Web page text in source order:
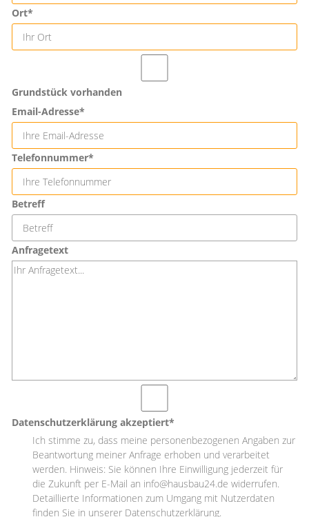
Ort*
Grundstück vorhanden
Email-Adresse*
Telefonnummer*
Betreff
Anfragetext
Datenschutzerklärung akzeptiert*
Ich stimme zu, dass meine personenbezogenen Angaben zur
Beantwortung meiner Anfrage erhoben und verarbeitet
werden. Hinweis: Sie können Ihre Einwilligung jederzeit für
die Zukunft per E-Mail an info@hausbau24.de widerrufen.
Detaillierte Informationen zum Umgang mit Nutzerdaten
finden Sie in unserer Datenschutzerklärung.